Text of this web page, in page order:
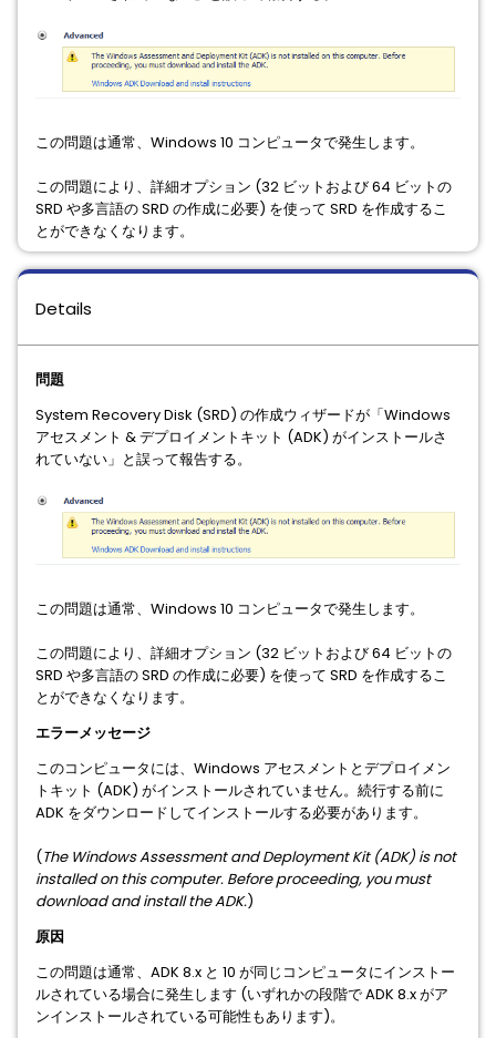
Details
問題
System Recovery Disk (SRD) の作成ウィザードが「Windows
アセスメント & デプロイメントキット (ADK) がインストールさ
れていない」と誤って報告する。
この問題は通常、Windows 10 コンピュータで発生します。
この問題により、詳細オプション (32 ビットおよび 64 ビットの
SRD や多言語の SRD の作成に必要) を使って SRD を作成するこ
とができなくなります。
エラーメッセージ
このコンピュータには、Windows アセスメントとデプロイメン
トキット (ADK) がインストールされていません。続行する前に
ADK をダウンロードしてインストールする必要があります。
(The Windows Assessment and Deployment Kit (ADK) is not
installed on this computer. Before proceeding, you must
download and install the ADK.)
原因
この問題は通常、ADK 8.x と 10 が同じコンピュータにインストー
ルされている場合に発生します (いずれかの段階で ADK 8.x がア
ンインストールされている可能性もあります)。
この問題は通常、Windows 10 コンピュータで発生します。
この問題により、詳細オプション (32 ビットおよび 64 ビットの
SRD や多言語の SRD の作成に必要) を使って SRD を作成するこ
とができなくなります。